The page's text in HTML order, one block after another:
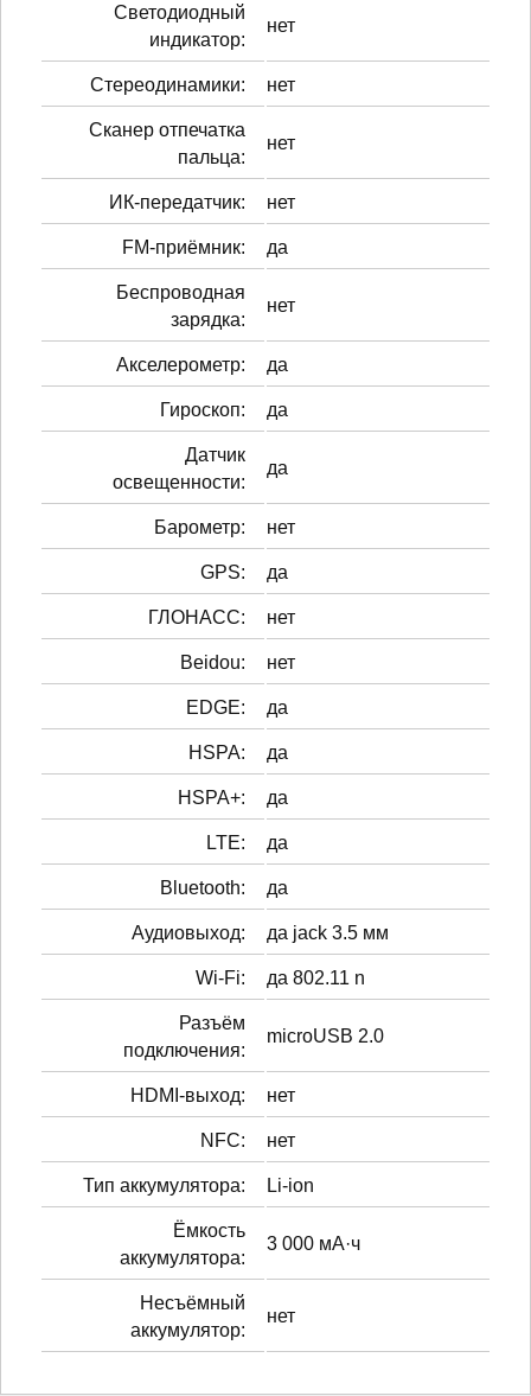
Светодиодный
индикатор:
нет
Стереодинамики: нет
Сканер отпечатка
пальца:
нет
ИК-передатчик: нет
FM-приёмник: да
Беспроводная
зарядка:
нет
Акселерометр: да
Гироскоп: да
Датчик
освещенности:
да
Барометр: нет
GPS: да
ГЛОНАСС: нет
Beidou: нет
EDGE: да
HSPA: да
HSPA+: да
LTE: да
Bluetooth: да
Аудиовыход: да jack 3.5 мм
Wi-Fi: да 802.11 n
Разъём
подключения:
microUSB 2.0
HDMI-выход: нет
NFC: нет
Тип аккумулятора: Li-ion
Ёмкость
аккумулятора:
3 000 мА·ч
Несъёмный
аккумулятор:
нет